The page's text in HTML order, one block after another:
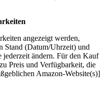
angezeigt werden,
Stand (Datum/Uhrzeit) und
ändern. Für den Kauf
Preis und Verfügbarkeit, die
Amazon-Website(s)]